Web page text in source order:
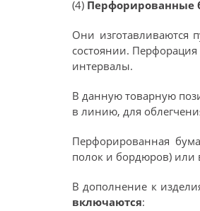
(4) Перфорированные
Они изготавливаются
состоянии.
интервалы.
В данную товарную
в линию, для
Перфорированная
полок и бордюров) или
В дополнение к
включаются: